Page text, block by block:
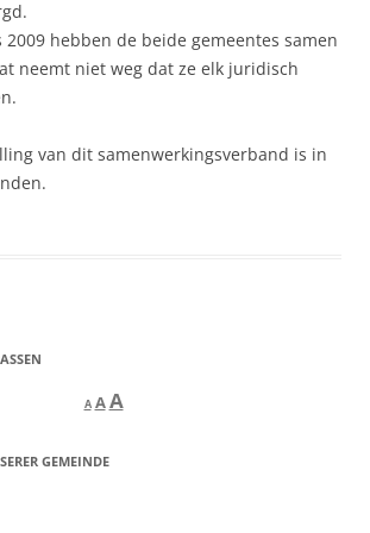
2009 hebben de beide gemeentes samen
neemt niet weg dat ze elk juridisch
van dit samenwerkingsverband is in
Afont
A Reset
size.
AIncrease
GEMEINDE